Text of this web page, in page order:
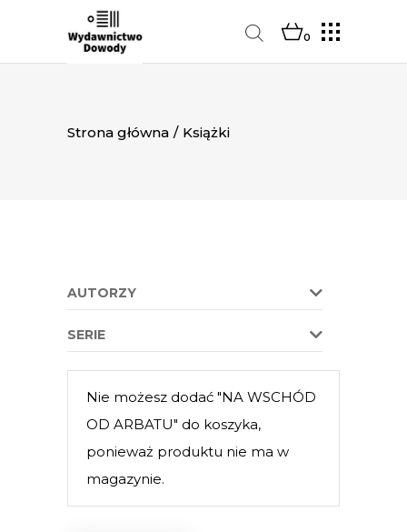
0
Strona główna / Książki
AUTORZY
SERIE
Nie możesz dodać "NA WSCHÓD
OD ARBATU" do koszyka,
ponieważ produktu nie ma w
magazynie.